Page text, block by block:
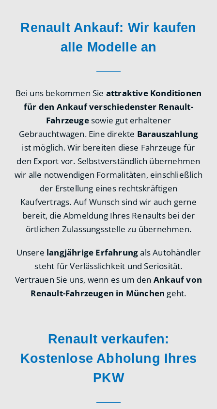
Renault Ankauf: Wir kaufen
alle Modelle an
Bei uns bekommen Sie attraktive Konditionen
für den Ankauf verschiedenster Renault-
Fahrzeugesowie gut erhaltener
Gebrauchtwagen. Eine direkte Barauszahlung
ist möglich. Wir bereiten diese Fahrzeuge für
den Export vor. Selbstverständlich übernehmen
wir alle notwendigen Formalitäten, einschließlich
der Erstellung eines rechtskräftigen
Kaufvertrags. Auf Wunsch sind wir auch gerne
bereit, die Abmeldung Ihres Renaults bei der
örtlichen Zulassungsstelle zu übernehmen.
Unsere langjährige Erfahrungals Autohändler
steht für Verlässlichkeit und Seriosität.
Vertrauen Sie uns, wenn es um den Ankauf von
Renault-Fahrzeugen in München geht.
Renault verkaufen:
Kostenlose Abholung Ihres
PKW